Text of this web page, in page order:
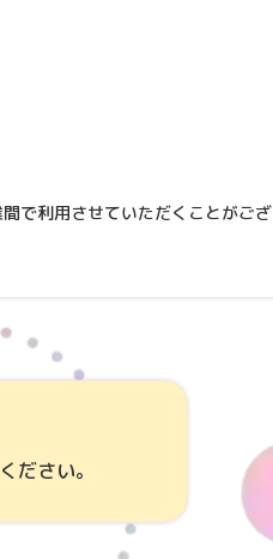
で利用させていただくことがござ
ださい。